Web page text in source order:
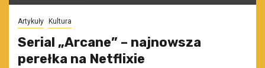
Artykuły Kultura
Serial „Arcane” – najnowsza
perełka na Netflixie